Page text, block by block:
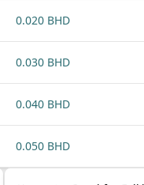
0.020 BHD
0.030 BHD
0.040 BHD
0.050 BHD